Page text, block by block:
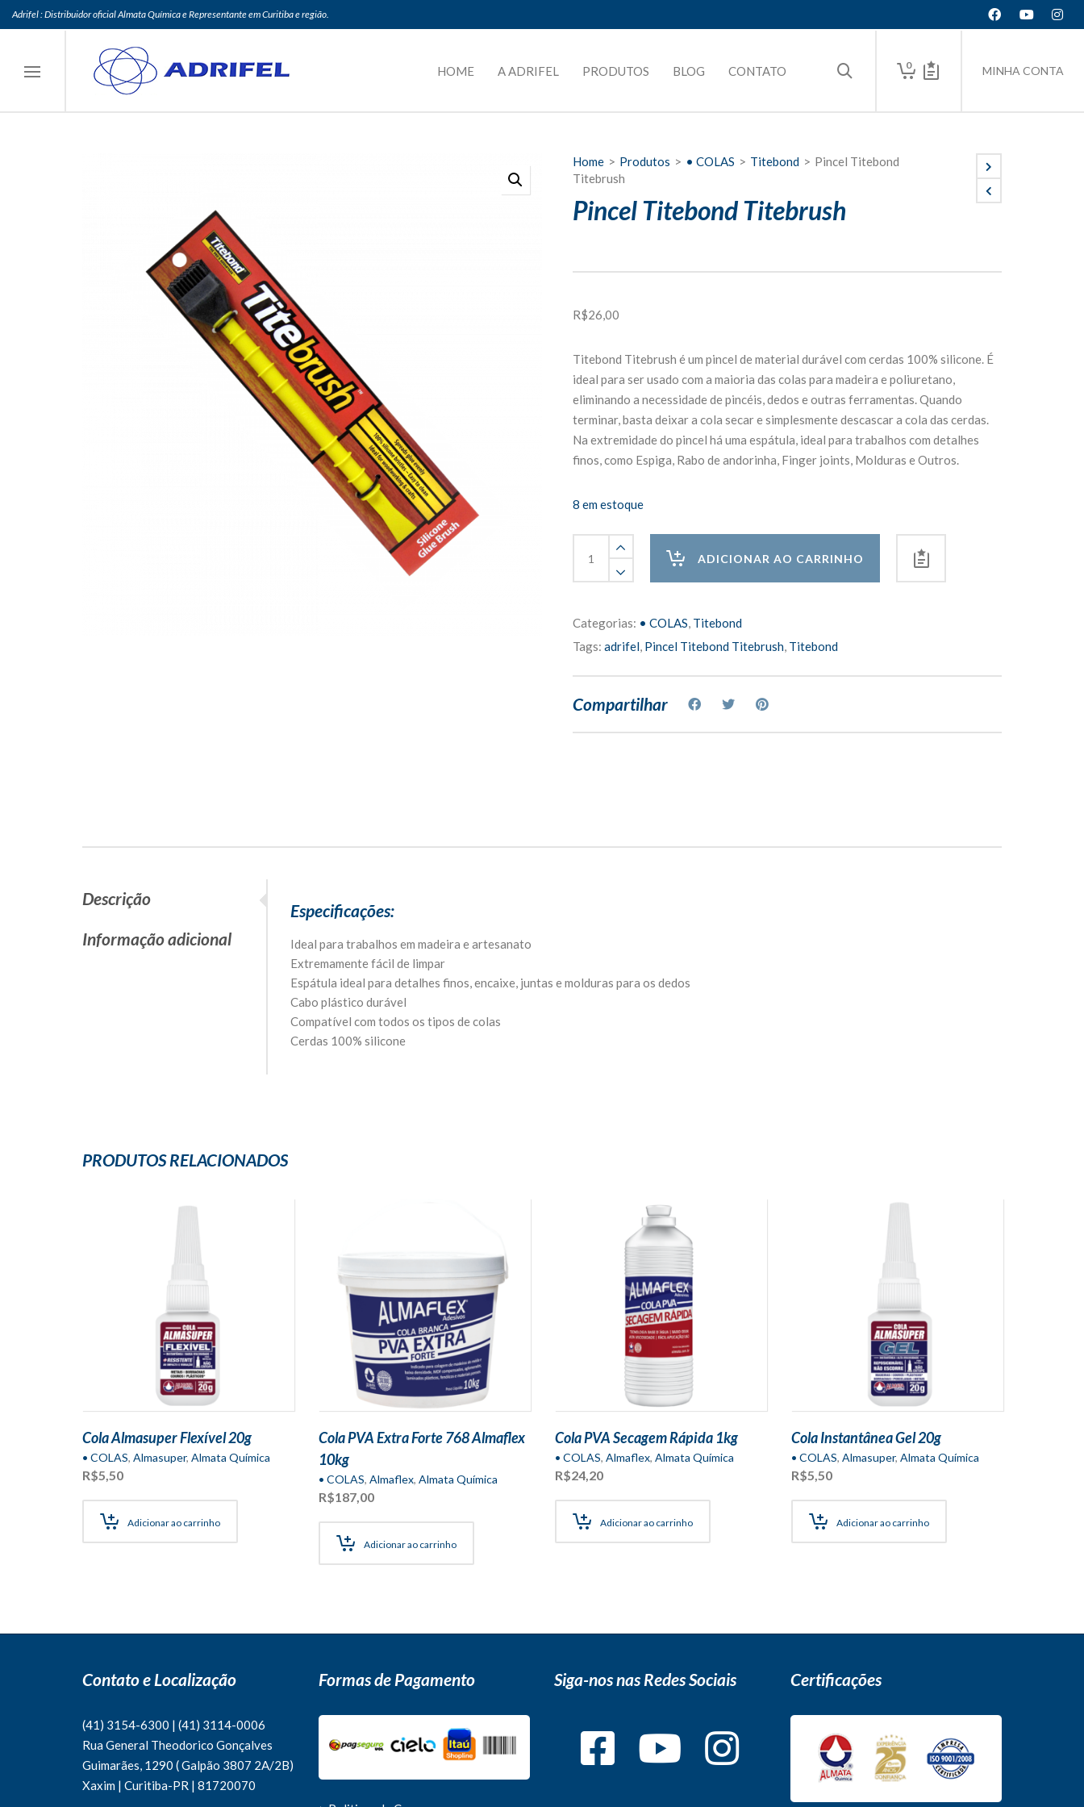
Adrifel : Distribuidor oficial Almata Química e Representante em Curitiba e região.
0 MINHA CONTA
HOME A ADRIFEL PRODUTOS BLOG CONTATO
Home > Produtos > • COLAS > Titebond > Pincel Titebond
Titebrush
Pincel Titebond Titebrush
R$26,00
Titebond Titebrush é um pincel de material durável com cerdas 100% silicone. É
ideal para ser usado com a maioria das colas para madeira e poliuretano,
eliminando a necessidade de pincéis, dedos e outras ferramentas. Quando
terminar, basta deixar a cola secar e simplesmente descascar a cola das cerdas.
Na extremidade do pincel há uma espátula, ideal para trabalhos com detalhes
finos, como Espiga, Rabo de andorinha, Finger joints, Molduras e Outros.
8 em estoque
Titebond
Titebrush
ADICIONAR AO CARRINHO
Categorias: • COLAS, Titebond
Tags: adrifel, Pincel Titebond Titebrush, Titebond
Compartilhar
Descrição
Informação adicional
Especificações:
Ideal para trabalhos em madeira e artesanato
Extremamente fácil de limpar
Espátula ideal para detalhes finos, encaixe, juntas e molduras para os dedos
Cabo plástico durável
Compatível com todos os tipos de colas
Cerdas 100% silicone
PRODUTOS RELACIONADOS
Cola Almasuper Flexível 20g
• COLAS, Almasuper, Almata Química
R$5,50
Adicionar ao carrinho
Cola PVA Extra Forte 768 Almaflex
10kg
• COLAS, Almaflex, Almata Química
R$187,00
Adicionar ao carrinho
Cola PVA Secagem Rápida 1kg
• COLAS, Almaflex, Almata Química
R$24,20
Adicionar ao carrinho
Cola Instantânea Gel 20g
• COLAS, Almasuper, Almata Química
R$5,50
Adicionar ao carrinho
Contato e Localização
(41) 3154-6300 | (41) 3114-0006
Rua General Theodorico Gonçalves
Guimarães, 1290 ( Galpão 3807 2A/2B)
Xaxim | Curitiba-PR | 81720070
Formas de Pagamento Siga-nos nas Redes Sociais Certificações